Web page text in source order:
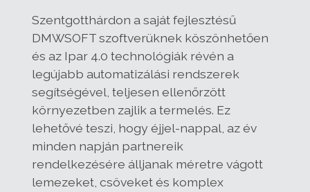
Szentgotthárdon a saját fejlesztésű
DMWSOFT szoftverüknek köszönhetően
és az Ipar 4.0 technológiák révén a
legújabb automatizálási rendszerek
segítségével, teljesen ellenőrzött
környezetben zajlik a termelés. Ez
lehetővé teszi, hogy éjjel-nappal, az év
minden napján partnereik
rendelkezésére álljanak méretre vágott
lemezeket, csöveket és komplex